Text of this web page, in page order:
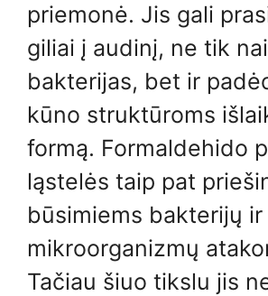
priemonė. Jis gali
giliai į audinį, ne tik
bakterijas, bet ir
kūno struktūroms
formą. Formaldehido
ląstelės taip pat
būsimiems bakterijų
mikroorganizmų
Tačiau šiuo tikslu jis